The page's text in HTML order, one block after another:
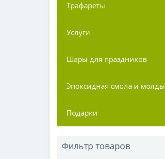
Трафареты
Услуги
Шары для праздников
Эпоксидная смола и молды
Подарки
Фильтр товаров